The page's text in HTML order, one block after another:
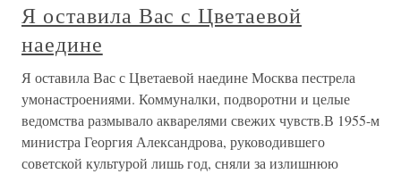
Я оставила Вас с Цветаевой
наедине
Я оставила Вас с Цветаевой наедине Москва пестрела
умонастроениями. Коммуналки, подворотни и целые
ведомства размывало акварелями свежих чувств.В 1955-м
министра Георгия Александрова, руководившего
советской культурой лишь год, сняли за излишнюю